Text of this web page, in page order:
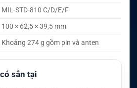
MIL-STD-810 C/D/E/F
100 × 62,5 × 39,5 mm
Khoảng 274 g gồm pin và anten
sẵn tại